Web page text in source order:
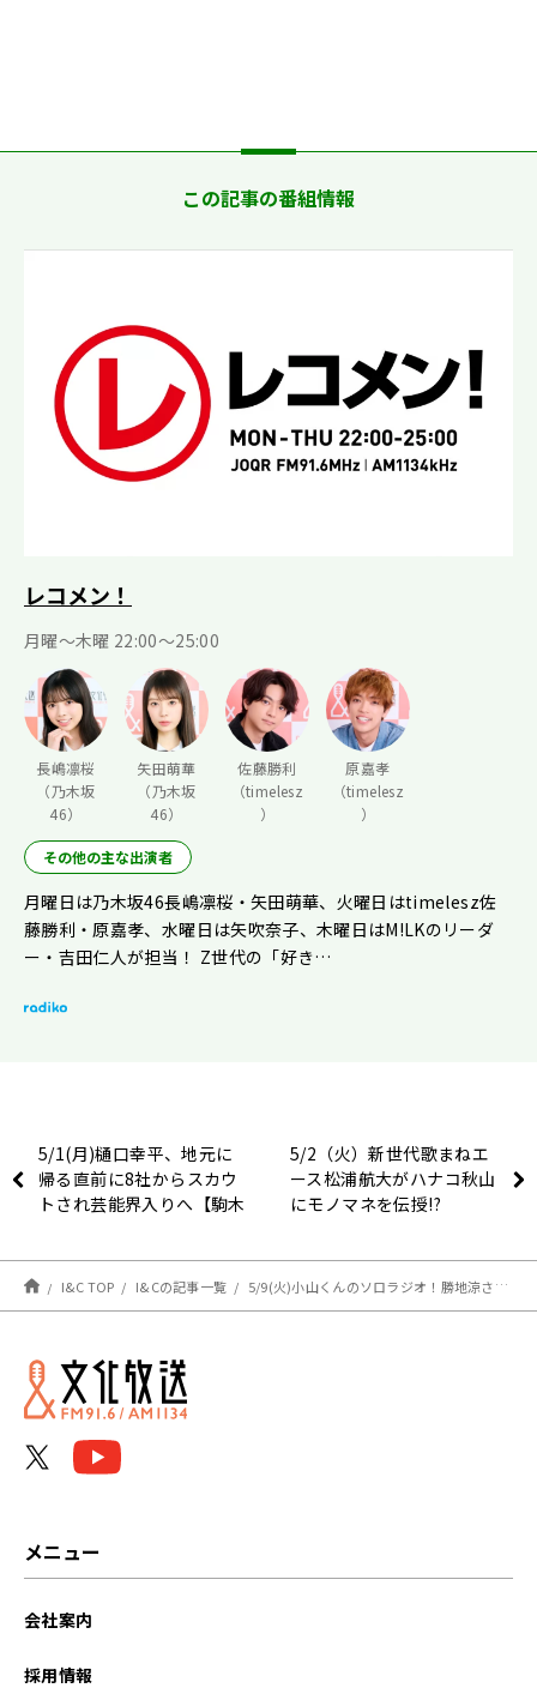
この記事の番組情報
レコメン！
月曜〜木曜 22:00〜25:00
長嶋凛桜
（乃木坂
46）
矢田萌華
（乃木坂
46）
佐藤勝利
（timelesz
）
原嘉孝
（timelesz
）
その他の主な出演者
月曜日は乃木坂46長嶋凛桜・矢田萌華、火曜日はtimelesz佐
藤勝利・原嘉孝、水曜日は矢吹奈子、木曜日はM!LKのリーダ
ー・吉田仁人が担当！ Z世代の「好き…
5/1(月)樋口幸平、地元に
帰る直前に8社からスカウ
トされ芸能界入りへ【駒木
5/2（火）新世代歌まねエ
ース松浦航大がハナコ秋山
にモノマネを伝授!?
I&C TOP I&Cの記事一覧 5/9(火)小山くんのソロラジオ！勝地涼さん、シゲさんとのエピソード！
メニュー
会社案内
採用情報